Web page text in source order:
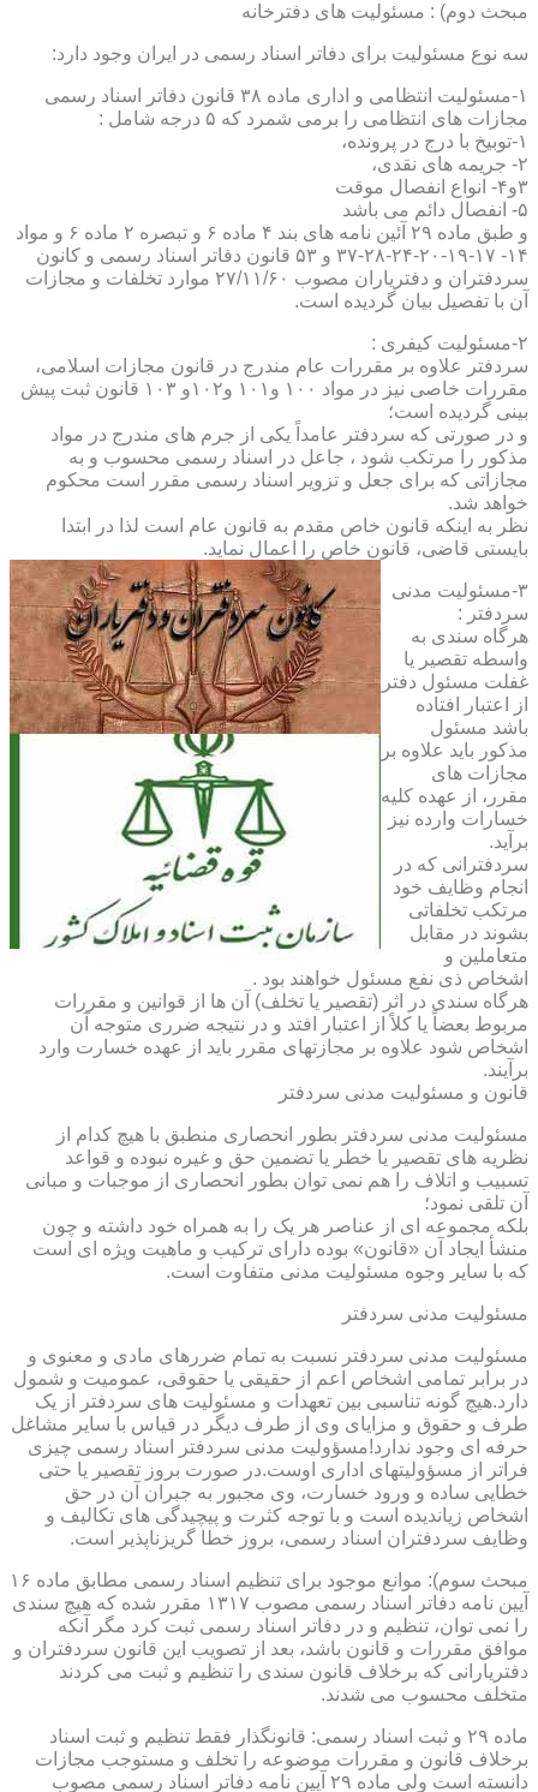
مبحث دوم) : مسئولیت های دفترخانه
سه نوع مسئولیت برای دفاتر اسناد رسمی در ایران وجود دارد:
۱-مسئولیت انتظامی و اداری ماده ۳۸ قانون دفاتر اسناد رسمی
مجازات های انتظامی را برمی شمرد که ۵ درجه شامل :
۱-توبیخ با درج در پرونده،
۲- جریمه های نقدی،
۳و۴- انواع انفصال موقت
۵- انفصال دائم می باشد
و طبق ماده ۲۹ آئین نامه های بند ۴ ماده ۶ و تبصره ۲ ماده ۶ و مواد
۱۴- ۱۷-۱۹-۲۰-۲۴-۲۸-۳۷ و ۵۳ قانون دفاتر اسناد رسمی و کانون
سردفتران و دفتریاران مصوب ۲۷/۱۱/۶۰ موارد تخلفات و مجازات
آن با تفصیل بیان گردیده است.
۲-مسئولیت کیفری :
سردفتر علاوه بر مقررات عام مندرج در قانون مجازات اسلامی،
مقررات خاصی نیز در مواد ۱۰۰ و۱۰۱ و۱۰۲و ۱۰۳ قانون ثبت پیش
بینی گردیده است؛
و در صورتی که سردفتر عامداً یکی از جرم های مندرج در مواد
مذکور را مرتکب شود ، جاعل در اسناد رسمی محسوب و به
مجازاتی که برای جعل و تزویر اسناد رسمی مقرر است محکوم
خواهد شد.
نظر به اینکه قانون خاص مقدم به قانون عام است لذا در ابتدا
بایستی قاضی، قانون خاص را اعمال نماید.
۳-مسئولیت مدنی
سردفتر :
هرگاه سندی به
واسطه تقصیر یا
غفلت مسئول دفتر
از اعتبار افتاده
باشد مسئول
مذکور باید علاوه بر
مجازات های
مقرر، از عهده کلیه
خسارات وارده نیز
برآید.
سردفترانی که در
انجام وظایف خود
مرتکب تخلفاتی
بشوند در مقابل
متعاملین و
اشخاص ذی نفع مسئول خواهند بود .
هرگاه سندی در اثر (تقصیر یا تخلف) آن ها از قوانین و مقررات
مربوط بعضاً یا کلاً از اعتبار افتد و در نتیجه ضرری متوجه آن
اشخاص شود علاوه بر مجازتهای مقرر باید از عهده خسارت وارد
برآیند.
قانون و مسئولیت مدنی سردفتر
مسئولیت مدنی سردفتر بطور انحصاری منطبق با هیچ کدام از
نظریه های تقصیر یا خطر یا تضمین حق و غیره نبوده و قواعد
تسبیب و اتلاف را هم نمی توان بطور انحصاری از موجبات و مبانی
آن تلقی نمود؛
بلکه مجموعه ای از عناصر هر یک را به همراه خود داشته و چون
منشأ ایجاد آن «قانون» بوده دارای ترکیب و ماهیت ویژه ای است
که با سایر وجوه مسئولیت مدنی متفاوت است.
مسئولیت مدنی سردفتر
مسئولیت مدنی سردفتر نسبت به تمام ضررهای مادی و معنوی و
در برابر تمامی اشخاص اعم از حقیقی یا حقوقی، عمومیت و شمول
دارد.هیچ گونه تناسبی بین تعهدات و مسئولیت های سردفتر از یک
طرف و حقوق و مزایای وی از طرف دیگر در قیاس با سایر مشاغل
حرفه ای وجود ندارد!مسؤولیت مدنی سردفتر اسناد رسمی چیزی
فراتر از مسؤولیتهای اداری اوست.در صورت بروز تقصیر یا حتی
خطایی ساده و ورود خسارت، وی مجبور به جبران آن در حق
اشخاص زیاندیده است و با توجه کثرت و پیچیدگی های تکالیف و
وظایف سردفتران اسناد رسمی، بروز خطا گریزناپذیر است.
مبحث سوم): موانع موجود برای تنظیم اسناد رسمی مطابق ماده ۱۶
آیین نامه دفاتر اسناد رسمی مصوب ۱۳۱۷ مقرر شده که هیچ سندی
را نمی توان، تنظیم و در دفاتر اسناد رسمی ثبت کرد مگر آنکه
موافق مقررات و قانون باشد، بعد از تصویب این قانون سردفتران و
دفتریارانی که برخلاف قانون سندی را تنظیم و ثبت می کردند
متخلف محسوب می شدند.
ماده ۲۹ و ثبت اسناد رسمی: قانونگذار فقط تنظیم و ثبت اسناد
برخلاف قانون و مقررات موضوعه را تخلف و مستوجب مجازات
دانسته است ولی ماده ۲۹ آیین نامه دفاتر اسناد رسمی مصوب